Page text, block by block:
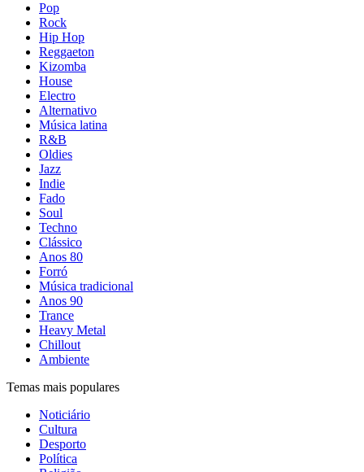
Pop
Rock
Hip Hop
Reggaeton
Kizomba
House
Electro
Alternativo
Música latina
R&B
Oldies
Jazz
Indie
Fado
Soul
Techno
Clássico
Anos 80
Forró
Música tradicional
Anos 90
Trance
Heavy Metal
Chillout
Ambiente
Temas mais populares
Noticiário
Cultura
Desporto
Política